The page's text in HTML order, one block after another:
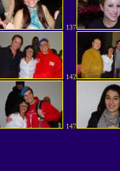
137
142
147